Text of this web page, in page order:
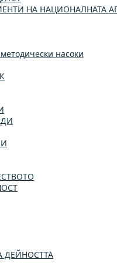
НА НАЦИОНАЛНАТА
насоки
ДЕЙНОСТТА